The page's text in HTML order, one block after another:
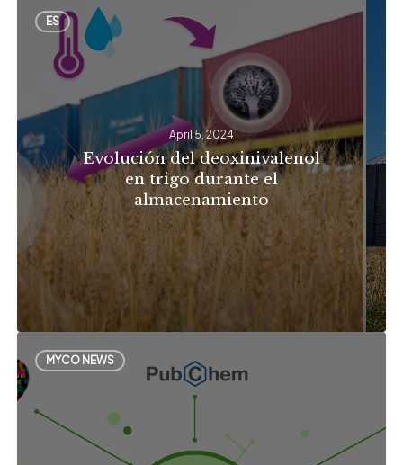
ES
del
deoxinivalenol
en
trigo
durante
el
almacenamiento
April 5, 2024
Evolución del deoxinivalenol
en trigo durante el
almacenamiento
MYCO NEWS
de
datos